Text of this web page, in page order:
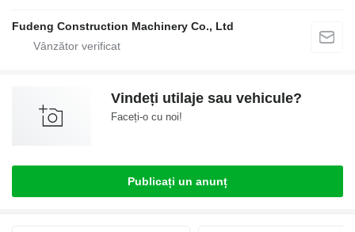
Fudeng Construction Machinery Co., Ltd
Vindeți utilaje sau vehicule?
Faceți-o cu noi!
Publicați un anunț